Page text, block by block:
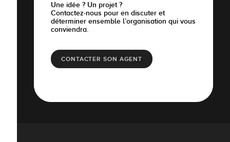
Une idée ? Un projet ?
Contactez-nous pour en discuter et
déterminer ensemble l’organisation qui vous
conviendra.
CONTACTER SON AGENT